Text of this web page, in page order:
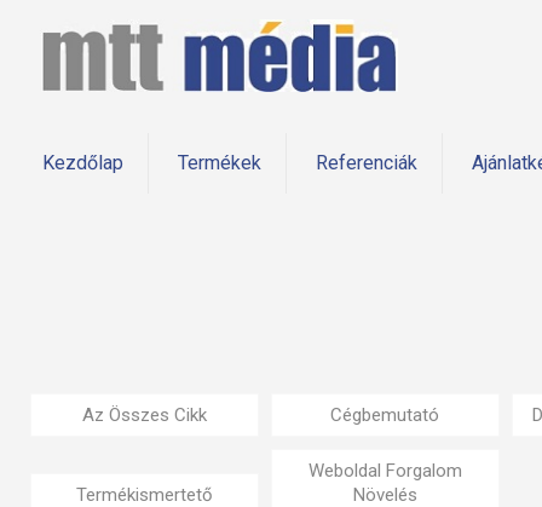
Kezdőlap Termékek Referenciák
Az Összes Cikk Cégbemutató
Termékismertető
Weboldal Forgalom
Növelés